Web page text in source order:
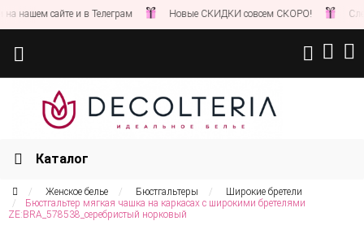
сайте и в Телеграм Новые СКИДКИ совсем СКОРО!
Каталог
Женское белье Бюстгальтеры
Широкие бретели
Бюстгальтер мягкая чашка на каркасах с широкими бретелями
ZE:BRA_578538_серебристый норковый